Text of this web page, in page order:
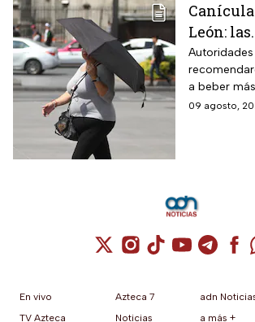
León: las
la
proteger
a beber
habitual
09 agosto,
Cuenta de X / Twitter
Cuenta deCuenta de
Cuenta de
En vivo
TV Azteca
Azteca 7
Noticias
adn
a más +